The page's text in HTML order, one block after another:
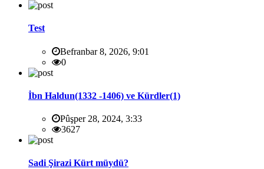
Test
Befranbar 8, 2026, 9:01
0
İbn Haldun(1332 -1406) ve Kürdler(1)
Pûşper 28, 2024, 3:33
3627
Sadi Şirazi Kürt müydü?